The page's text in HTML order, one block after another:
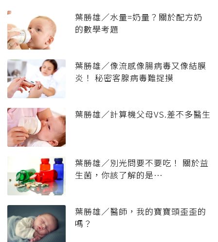
葉勝雄／水量=奶量？關於配方奶
的數學考題
葉勝雄／像流感像腸病毒又像結膜
炎！ 秘密客腺病毒難捉摸
葉勝雄／計算機父母VS.差不多醫生
葉勝雄／別光問要不要吃！ 關於益
生菌，你該了解的是…
葉勝雄／醫師，我的寶寶頭歪歪的
嗎？